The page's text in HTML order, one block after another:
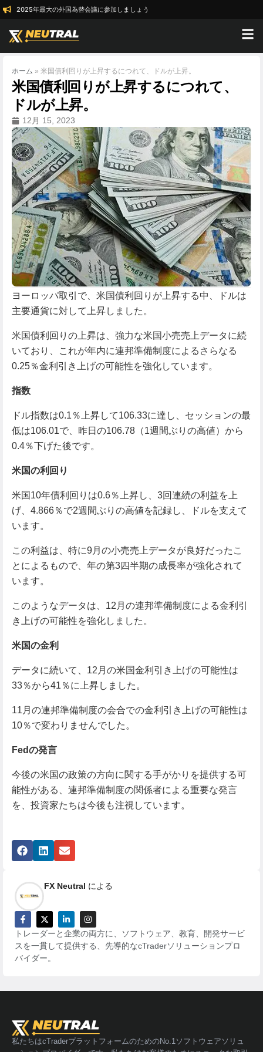
2025年最大の外国為替会議に参加しましょう
ホーム » 米国債利回りが上昇するにつれて、ドルが上昇。
米国債利回りが上昇するにつれて、
ドルが上昇。
12月 15, 2023
ヨーロッパ取引で、米国債利回りが上昇する中、ドルは
主要通貨に対して上昇しました。
米国債利回りの上昇は、強力な米国小売売上データに続
いており、これが年内に連邦準備制度によるさらなる
0.25％金利引き上げの可能性を強化しています。
指数
ドル指数は0.1％上昇して106.33に達し、セッションの最
低は106.01で、昨日の106.78（1週間ぶりの高値）から
0.4％下げた後です。
米国の利回り
米国10年債利回りは0.6％上昇し、3回連続の利益を上
げ、4.866％で2週間ぶりの高値を記録し、ドルを支えて
います。
この利益は、特に9月の小売売上データが良好だったこ
とによるもので、年の第3四半期の成長率が強化されて
います。
このようなデータは、12月の連邦準備制度による金利引
き上げの可能性を強化しました。
米国の金利
データに続いて、12月の米国金利引き上げの可能性は
33％から41％に上昇しました。
11月の連邦準備制度の会合での金利引き上げの可能性は
10％で変わりませんでした。
Fedの発言
今後の米国の政策の方向に関する手がかりを提供する可
能性がある、連邦準備制度の関係者による重要な発言
を、投資家たちは今後も注視しています。
FX Neutral による
トレーダーと企業の両方に、ソフトウェア、教育、開発サービ
スを一貫して提供する、先導的なcTraderソリューションプロ
バイダー。
私たちはcTraderプラットフォームのためのNo.1ソフトウェアソリュ